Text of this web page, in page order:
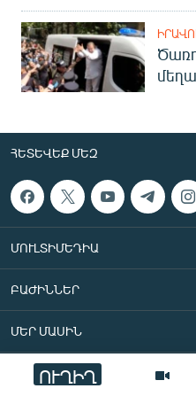
ՈՒՂԻՂ
ՀԵՏԵՎԵՔ ՄԵԶ
ՄՈՒԼՏԻՄԵԴԻԱ
ԲԱԺԻՆՆԵՐ
ՄԵՐ ՄԱՍԻՆ
«Ազատ Եվրոպա/